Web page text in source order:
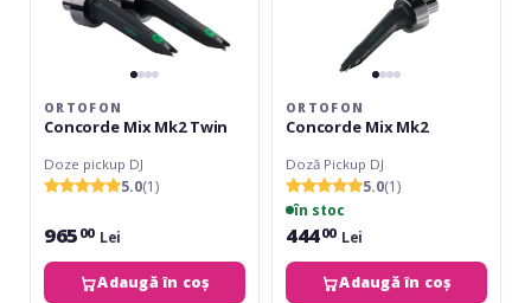
ORTOFON
Concorde Mix Mk2 Twin
Doze pickup DJ
5.0(1)
965 00 Lei
Adaugă în coș
ORTOFON
Concorde Mix Mk2
Doză Pickup DJ
5.0(1)
în stoc
44400 Lei
Adaugă în coș